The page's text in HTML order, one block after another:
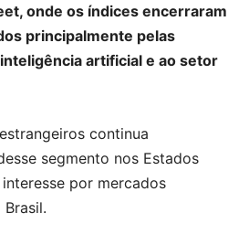
onde os índices encerraram
principalmente pelas
artificial e ao setor
continua
segmento nos Estados
por mercados